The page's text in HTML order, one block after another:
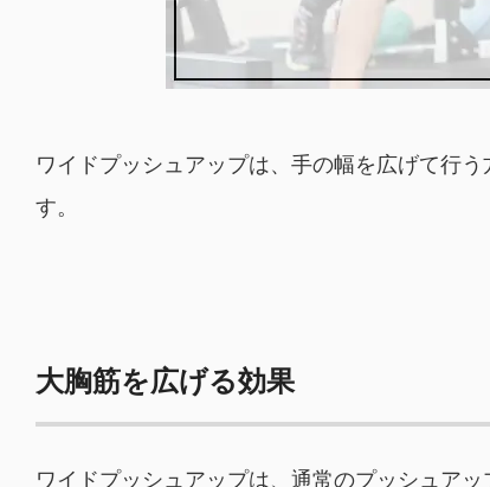
ワイドプッシュアップは、手の幅を広げて行
す。
大胸筋を広げる効果
ワイドプッシュアップは、通常のプッシュア